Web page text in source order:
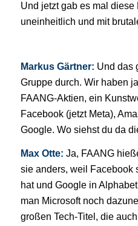
Und jetzt gab es mal diese
uneinheitlich und mit
Markus Gärtner: Und das
Gruppe durch. Wir haben
FAANG-Aktien, ein
Facebook (jetzt Meta),
Google. Wo siehst du da
Max Otte: Ja, FAANG
sie anders, weil Facebook
hat und Google in
man Microsoft noch
großen Tech-Titel, die